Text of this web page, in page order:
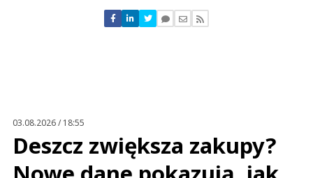
Nie znaleziono komentarzy
Zostaw swoje komentarze
03.08.2026 / 18:55
Deszcz zwiększa zakupy?